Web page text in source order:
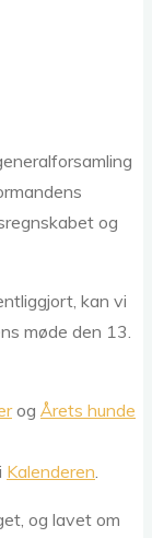
og
kan vi
møde den 13.
og Årets hunde
Kalenderen.
og lavet om